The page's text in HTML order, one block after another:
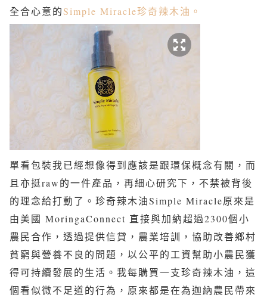
全合心意的Simple Miracle珍奇辣木油。
單看包裝我已經想像得到應該是跟環保概念有關，而
且亦挺raw的一件產品，再細心研究下，不禁被背後
的理念給打動了。珍奇辣木油Simple Miracle原來是
由美國 MoringaConnect 直接與加納超過2300個小
農民合作，透過提供信貸，農業培訓，協助改善鄉村
貧窮與營養不良的問題，以公平的工資幫助小農民獲
得可持續發展的生活。我每購買一支珍奇辣木油，這
個看似微不足道的行為，原來都是在為迦納農民帶來